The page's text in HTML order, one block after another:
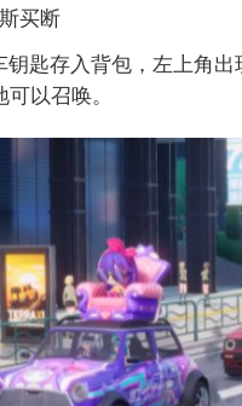
买断
钥匙存入背包，左上角出
以召唤。